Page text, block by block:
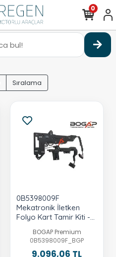
0
Sıralama
0B5398009F
Mekatronik İletken
Folyo Kart Tamir Kiti -
BOGAP Premium
0B5398009F_BGP
9.096,06 TL